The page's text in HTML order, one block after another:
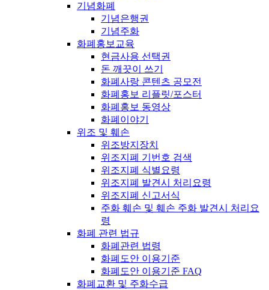
기념화폐
기념은행권
기념주화
화폐홍보교육
현금사용 선택권
돈 깨끗이 쓰기
화폐사랑 콘텐츠 공모전
화폐홍보 리플릿/포스터
화폐홍보 동영상
화폐이야기
위조 및 훼손
위조방지장치
위조지폐 기번호 검색
위조지폐 식별요령
위조지폐 발견시 처리요령
위조지폐 신고서식
주화 훼손 및 훼손 주화 발견시 처리요
령
화폐 관련 법규
화폐관련 법령
화폐도안 이용기준
화폐도안 이용기준 FAQ
화폐교환 및 주화수급